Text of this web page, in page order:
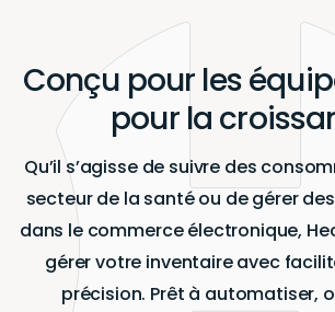
Conçu pour les
pour la
Qu’il s’agisse de suivre des
secteur de la santé ou de gérer
dans le commerce électronique,
gérer votre inventaire avec
précision. Prêt à automatiser,